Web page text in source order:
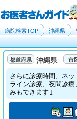
病院検索TOP 沖縄県
沖縄県
さらに診療時間、ネ
ライン診療、夜間診
みもできます↓